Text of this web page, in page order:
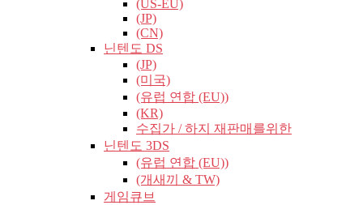
(US-EU)
(JP)
(CN)
닌텐도 DS
(JP)
(미국)
(유럽​​ 연합 (EU))
(KR)
수집가 / 하지 재판매를위한
닌텐도 3DS
(유럽​​ 연합 (EU))
(개새끼 & TW)
게임큐브